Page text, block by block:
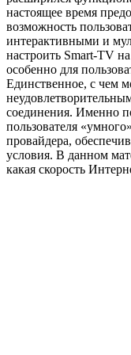
Минимальная и
Интернет-соединения
телеканалов, так как
качества, для
Так, нормальным для
скорости,
этого хватит, чтобы
достаточно высоком
ведется такими
«Первый канал»,
обеспечить
телевидение,
соответствующее 100
пользователь
телеприемника к